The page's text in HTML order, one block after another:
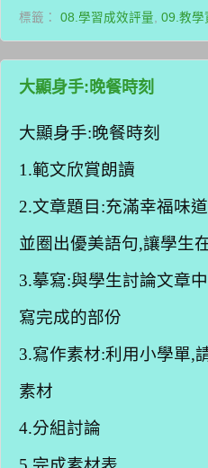
標籤： 08.學習成效評量 09.教學
大顯身手:晚餐時刻
大顯身手:晚餐時刻
1.範文欣賞朗讀
2.文章題目:充滿幸福味
並圈出優美語句,讓學生
3.摹寫:與學生討論文章
寫完成的部份
3.寫作素材:利用小學單,
素材
4.分組討論